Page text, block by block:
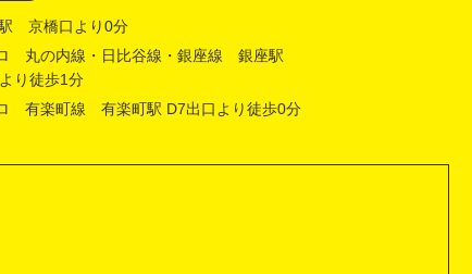
京橋口より0分
丸の内線・日比谷線・銀座線 銀座駅
り徒歩1分
有楽町線 有楽町駅 D7出口より徒歩0分